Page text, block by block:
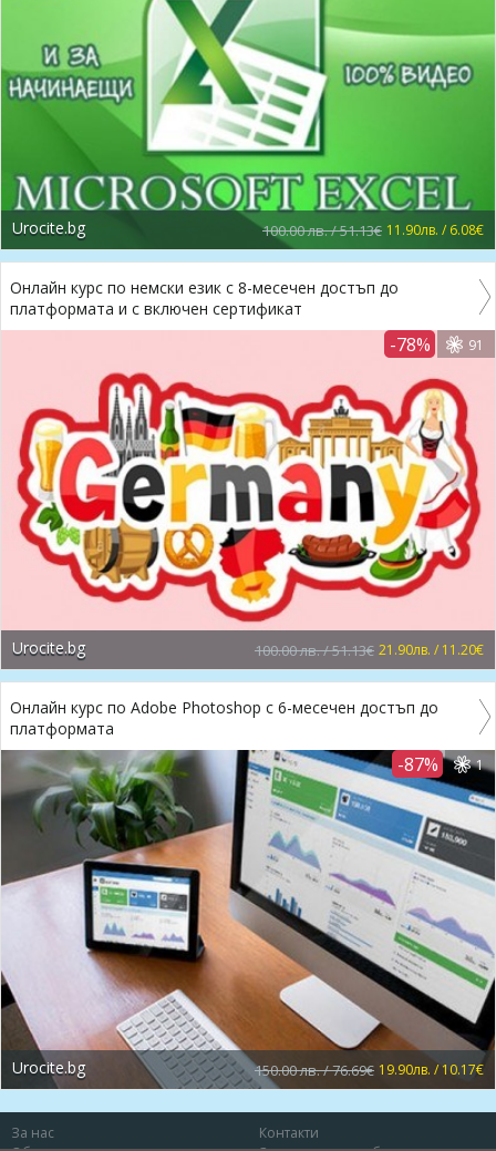
Urocite.bg 100.00 лв. / 51.13€ 11.90лв. / 6.08€
Онлайн курс по немски език с 8-месечен достъп до
платформата и с включен сертификат
-78% 91
Urocite.bg 100.00 лв. / 51.13€ 21.90лв. / 11.20€
Онлайн курс по Adobe Photoshop с 6-месечен достъп до
платформата
-87% 1
Urocite.bg 150.00 лв. / 76.69€ 19.90лв. / 10.17€
За нас
Контакти